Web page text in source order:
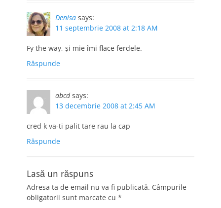
Denisa says:
11 septembrie 2008 at 2:18 AM
Fy the way, şi mie îmi flace ferdele.
Răspunde
abcd says:
13 decembrie 2008 at 2:45 AM
cred k va-ti palit tare rau la cap
Răspunde
Lasă un răspuns
Adresa ta de email nu va fi publicată. Câmpurile
obligatorii sunt marcate cu *